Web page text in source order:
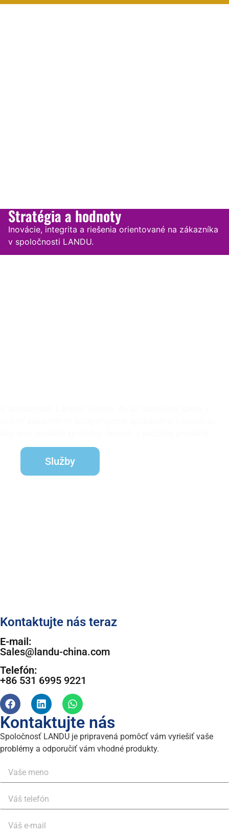
Stratégia a hodnoty
Inovácie, integrita a riešenia orientované na zákazníka
v spoločnosti LANDU.
Služby
Kontaktujte nás teraz
E-mail:
Sales@landu-china.com
Telefón:
+86 531 6995 9221
Kontaktujte nás
Spoločnosť LANDU je pripravená pomôcť vám vyriešiť vaše
problémy a odporučiť vám vhodné produkty.